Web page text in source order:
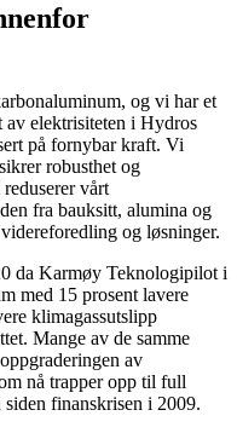
og vi har et
av elektrisiteten i Hydros
på fornybar kraft. Vi
robusthet og
vårt
fra bauksitt, alumina og
og løsninger.
da Karmøy Teknologipilot i
med 15 prosent lavere
klimagassutslipp
Mange av de samme
av
nå trapper opp til full
finanskrisen i 2009.